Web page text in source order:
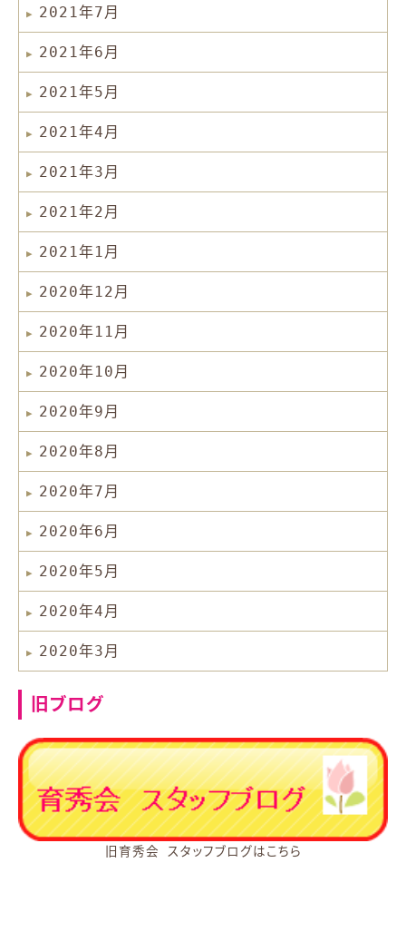
2021年7月
2021年6月
2021年5月
2021年4月
2021年3月
2021年2月
2021年1月
2020年12月
2020年11月
2020年10月
2020年9月
2020年8月
2020年7月
2020年6月
2020年5月
2020年4月
2020年3月
旧ブログ
旧育秀会 スタッフブログはこちら